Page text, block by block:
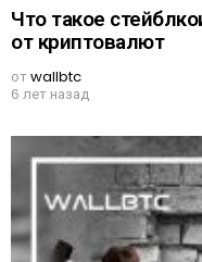
Что такое
от криптовалют
отwallbtc
6 лет назад